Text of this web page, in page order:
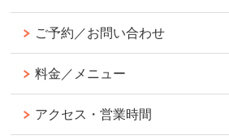
ご予約／お問い合わせ
料金／メニュー
アクセス・営業時間